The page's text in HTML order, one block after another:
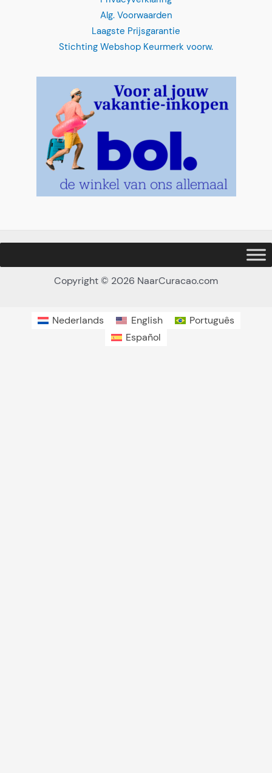
Alg. Voorwaarden
Laagste Prijsgarantie
Stichting Webshop Keurmerk voorw.
Copyright © 2026 NaarCuracao.com
Nederlands English
Português
Español